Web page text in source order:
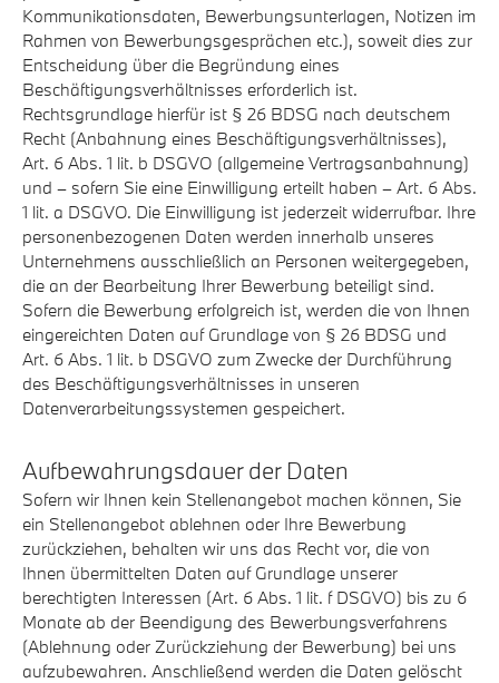
Kommunikationsdaten, Bewerbungsunterlagen, Notizen im
Rahmen von Bewerbungsgesprächen etc.), soweit dies zur
Entscheidung über die Begründung eines
Beschäftigungsverhältnisses erforderlich ist.
Rechtsgrundlage hierfür ist § 26 BDSG nach deutschem
Recht (Anbahnung eines Beschäftigungsverhältnisses),
Art. 6 Abs. 1 lit. b DSGVO (allgemeine Vertragsanbahnung)
und – sofern Sie eine Einwilligung erteilt haben – Art. 6 Abs.
1 lit. a DSGVO. Die Einwilligung ist jederzeit widerrufbar. Ihre
personenbezogenen Daten werden innerhalb unseres
Unternehmens ausschließlich an Personen weitergegeben,
die an der Bearbeitung Ihrer Bewerbung beteiligt sind.
Sofern die Bewerbung erfolgreich ist, werden die von Ihnen
eingereichten Daten auf Grundlage von § 26 BDSG und
Art. 6 Abs. 1 lit. b DSGVO zum Zwecke der Durchführung
des Beschäftigungsverhältnisses in unseren
Datenverarbeitungssystemen gespeichert.
Aufbewahrungsdauer der Daten
Sofern wir Ihnen kein Stellenangebot machen können, Sie
ein Stellenangebot ablehnen oder Ihre Bewerbung
zurückziehen, behalten wir uns das Recht vor, die von
Ihnen übermittelten Daten auf Grundlage unserer
berechtigten Interessen (Art. 6 Abs. 1 lit. f DSGVO) bis zu 6
Monate ab der Beendigung des Bewerbungsverfahrens
(Ablehnung oder Zurückziehung der Bewerbung) bei uns
aufzubewahren. Anschließend werden die Daten gelöscht